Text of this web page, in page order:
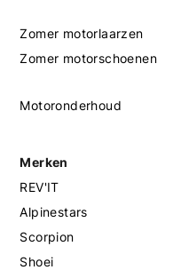
Zomer motorlaarzen
Zomer motorschoenen
Motoronderhoud
Merken
REV'IT
Alpinestars
Scorpion
Shoei